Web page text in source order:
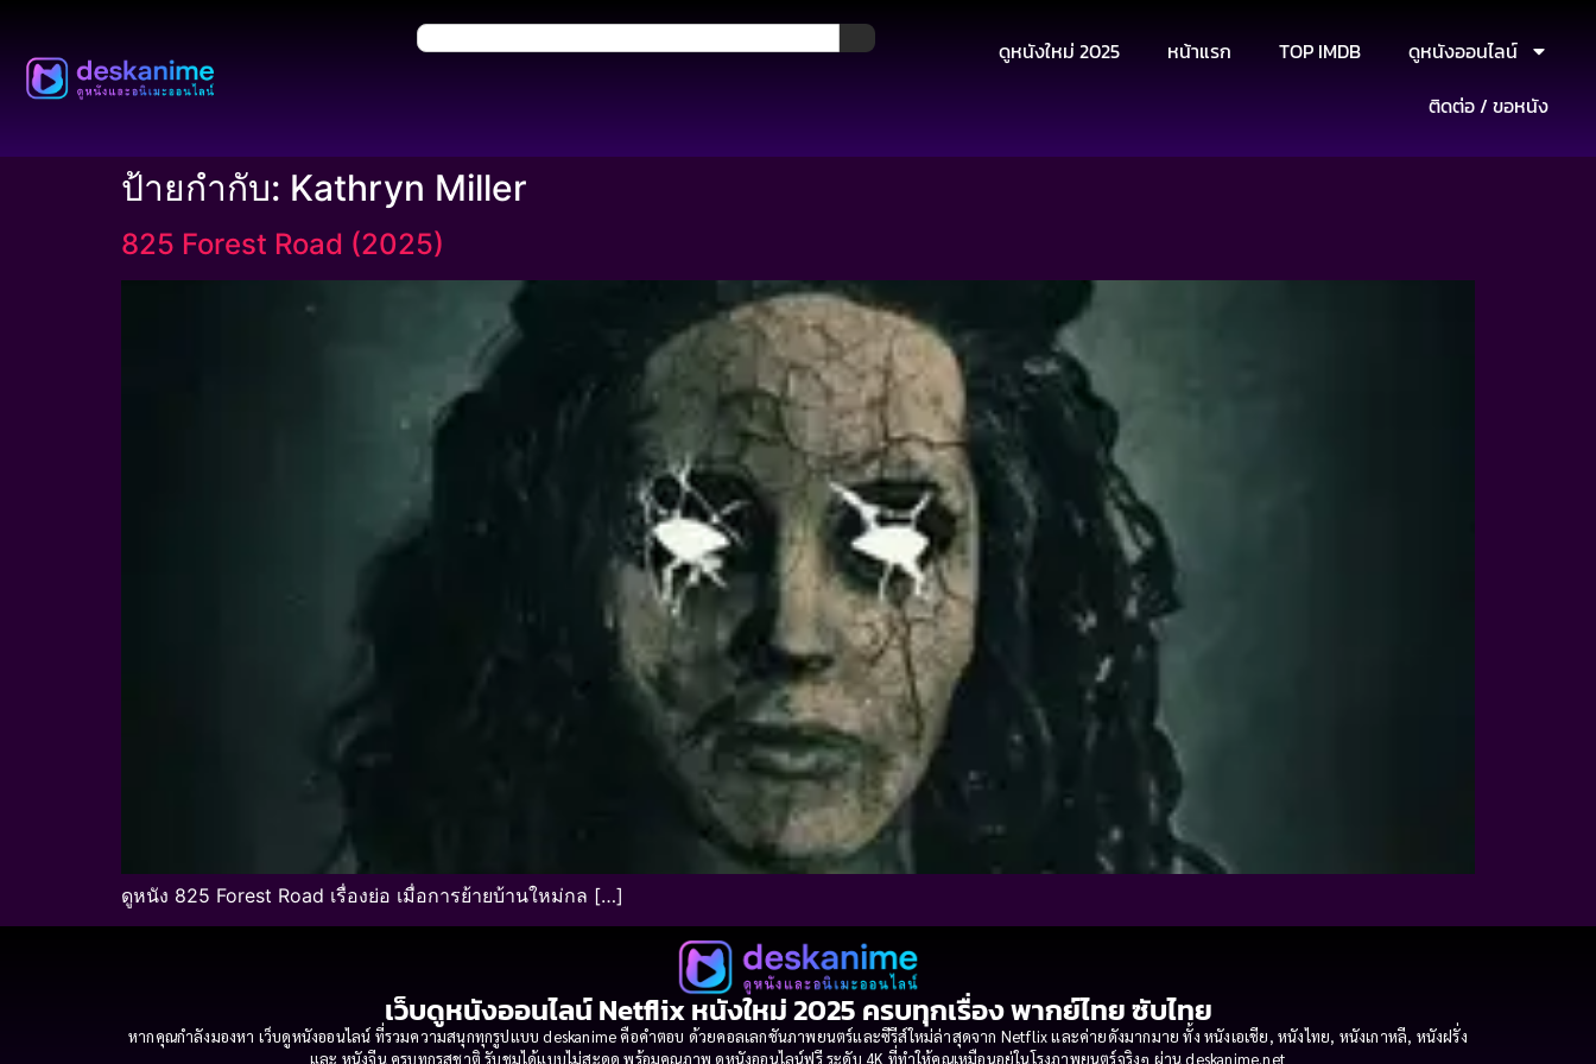
ดูหนังใหม่ 2025 หน้าแรก TOP IMDB
ดูหนังออนไลน์
ติดต่อ / ขอหนัง
ป้ายกำกับ: Kathryn Miller
825 Forest Road (2025)
ดูหนัง 825 Forest Road เรื่องย่อ เมื่อการย้ายบ้านใหม่กล […]
เว็บดูหนังออนไลน์ Netflix หนังใหม่ 2025 ครบทุกเรื่อง พากย์ไทย ซับไทย
หากคุณกำลังมองหา เว็บดูหนังออนไลน์ ที่รวมความสนุกทุกรูปแบบ deskanime คือคำตอบ ด้วยคอลเลกชันภาพยนตร์และซีรีส์ใหม่ล่าสุดจาก Netflix และค่ายดังมากมาย ทั้ง หนังเอเชีย, หนังไทย, หนังเกาหลี, หนังฝรั่ง
และ หนังจีน ครบทุกรสชาติ รับชมได้แบบไม่สะดุด พร้อมคุณภาพ ดูหนังออนไลน์ฟรี ระดับ 4K ที่ทำให้คุณเหมือนอยู่ในโรงภาพยนตร์จริงๆ ผ่าน deskanime.net